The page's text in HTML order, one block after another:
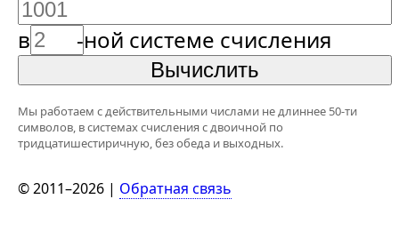
в -ной системе счисления
Мы работаем с действительными числами не длиннее 50-ти
символов, в системах счисления с двоичной по
тридцатишестиричную, без обеда и выходных.
© 2011–2026 | Обратная связь